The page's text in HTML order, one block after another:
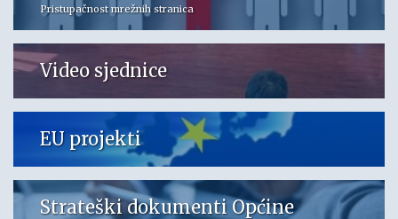
Pristupačnost mrežnih stranica
Video sjednice
EU projekti
Strateški dokumenti Općine